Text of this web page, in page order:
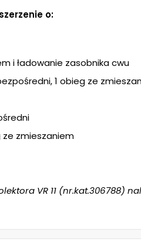
o:
i ładowanie zasobnika cwu
1 obieg ze
zmieszaniem
VR 11 (nr.kat.306788)